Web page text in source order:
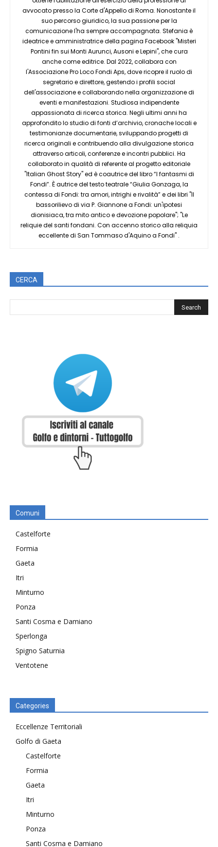
avvocato presso la Corte d'Appello di Roma. Nonostante il
suo percorso giuridico, la sua passione per la
comunicazione l'ha sempre accompagnata. Stefania è
ideatrice e amministratrice della pagina Facebook "Misteri
Pontini fin sui Monti Aurunci, Ausoni e Lepini", che cura
anche come editrice. Dal 2022, collabora con
l'Associazione Pro Loco Fondi Aps, dove ricopre il ruolo di
segretario e direttore, gestendo i profili social
dell'associazione e collaborando nella organizzazione di
eventi e manifestazioni. Studiosa indipendente
appassionata di ricerca storica. Negli ultimi anni ha
approfondito lo studio di fonti d’archivio, cronache locali e
testimonianze documentarie, sviluppando progetti di
ricerca originali e contribuendo alla divulgazione storica
attraverso articoli, conferenze e incontri pubblici. Ha
collaborato in qualità di referente al progetto editoriale
"Italian Ghost Story" ed è coautrice del libro “I fantasmi di
Fondi”. È autrice del testo teatrale “Giulia Gonzaga, la
contessa di Fondi: tra amori, intrighi e rivalità” e dei libri "Il
bassorilievo di via P. Giannone a Fondi: un'ipotesi
dionisiaca, tra mito antico e devozione popolare"; "Le
reliquie del santi fondani. Con accenno storico alla reliquia
eccellente di San Tommaso d'Aquino a Fondi" .
CERCA
Comuni
Castelforte
Formia
Gaeta
Itri
Minturno
Ponza
Santi Cosma e Damiano
Sperlonga
Spigno Saturnia
Ventotene
Categories
Eccellenze Territoriali
Golfo di Gaeta
Castelforte
Formia
Gaeta
Itri
Minturno
Ponza
Santi Cosma e Damiano